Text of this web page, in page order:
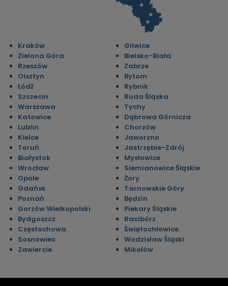
Kraków
Zielona Góra
Rzeszów
Olsztyn
Łódź
Szczecin
Warszawa
Katowice
Lublin
Kielce
Toruń
Białystok
Wrocław
Opole
Gdańsk
Poznań
Gorzów Wielkopolski
Bydgoszcz
Częstochowa
Sosnowiec
Zawiercie
Gliwice
Bielsko-Biała
Zabrze
Bytom
Rybnik
Ruda Śląska
Tychy
Dąbrowa Górnicza
Chorzów
Jaworzno
Jastrzębie-Zdrój
Mysłowice
Siemianowice Śląskie
Żory
Tarnowskie Góry
Będzin
Piekary Śląskie
Racibórz
Świętochłowice
Wodzisław Śląski
Mikołów